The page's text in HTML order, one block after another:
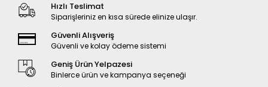
Hızlı Teslimat
Siparişleriniz en kısa sürede elinize ulaşır.
Güvenli Alışveriş
Güvenli ve kolay ödeme sistemi
Geniş Ürün Yelpazesi
Binlerce ürün ve kampanya seçeneği